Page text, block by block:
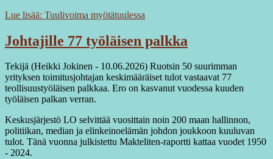
Lue lisää: Tuulivoima myötätuulessa
Johtajille 77 työläisen palkka
Tekijä (Heikki Jokinen - 10.06.2026) Ruotsin 50 suurimman
yrityksen toimitusjohtajan keskimääräiset tulot vastaavat 77
teollisuustyöläisen palkkaa. Ero on kasvanut vuodessa kuuden
työläisen palkan verran.
Keskusjärjestö LO selvittää vuosittain noin 200 maan hallinnon,
politiikan, median ja elinkeinoelämän johdon joukkoon kuuluvan
tulot. Tänä vuonna julkistettu Makteliten-raportti kattaa vuodet 1950
- 2024.